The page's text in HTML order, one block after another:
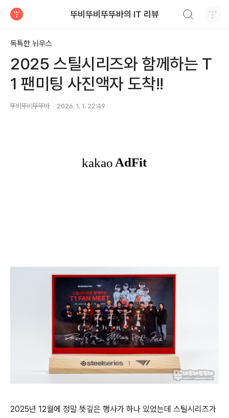
뚜비뚜비뚜뚜바의 IT 리뷰
독특한 뉘우스
2025 스틸시리즈와 함께하는 T
1 팬미팅 사진액자 도착!!
뚜비뚜비뚜뚜바 2026. 1. 1. 22:49
2025년 12월에 정말 뜻깊은 행사가 하나 있었는데 스틸시리즈가